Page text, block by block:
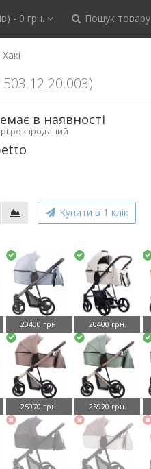
- 0 грн. Пошук товару
в наявності
розпроданий
Купити в 1 клік
20400 грн. 20400 грн.
25970 грн. 25970 грн.